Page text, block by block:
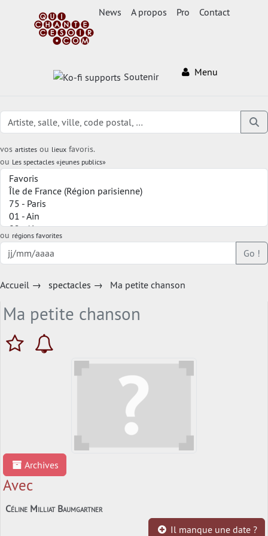
News A propos Pro Contact
Soutenir Menu
vos artistes ou lieux favoris.
ou Les spectacles «jeunes publics»
ou régions favorites
Go !
Accueil → spectacles → Ma petite chanson
Ma petite chanson
Archives
Avec
Céline Milliat Baumgartner
Il manque une date ?